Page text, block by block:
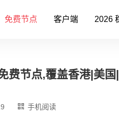
免费节点 客户端 2026
费节点,覆盖香港|美
手机阅读